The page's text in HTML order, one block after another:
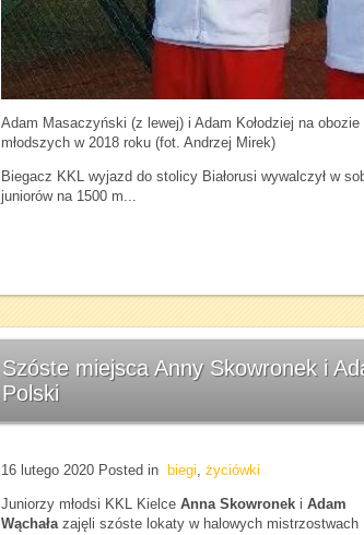
Adam Masaczyński (z lewej) i Adam Kołodziej na
młodszych w 2018 roku (fot. Andrzej Mirek)
Biegacz KKL wyjazd do stolicy Białorusi wywalczył w
juniorów na 1500 m...
Szóste miejsca Anny Skowronek i
Polski
16 lutego 2020 Posted in biegi, życiówki
Juniorzy młodsi KKL Kielce Anna Skowronek i Adam
Wąchałazajęli szóste lokaty w halowych mistrzostwach